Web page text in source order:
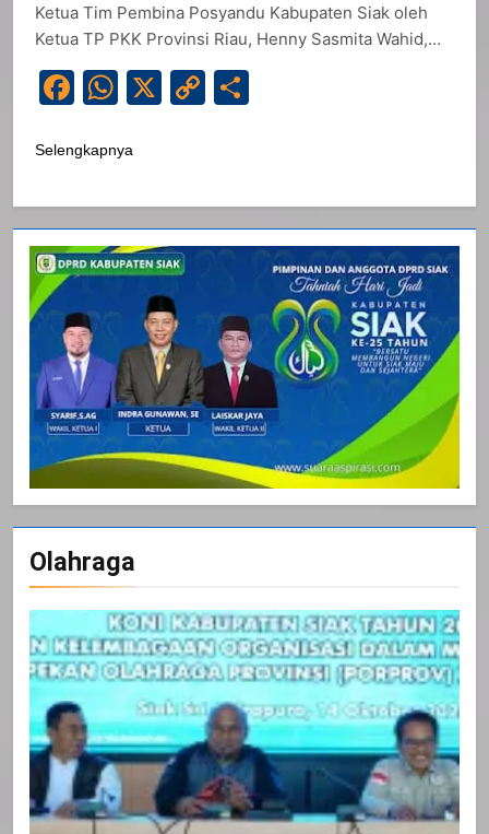
Olahraga
Ketua Tim Pembina Posyandu Kabupaten Siak oleh
Ketua TP PKK Provinsi Riau, Henny Sasmita Wahid,…
Facebook
WhatsApp
X
Copy
Selengkapnya